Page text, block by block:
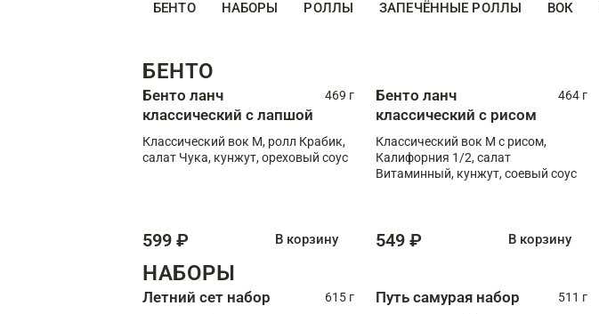
БЕНТО НАБОРЫ РОЛЛЫ ЗАПЕЧЁННЫЕ РОЛЛЫ ВОК
БЕНТО
Бенто ланч
классический с лапшой
469 г
Классический вок М, ролл Крабик,
салат Чука, кунжут, ореховый соус
599 ₽ В корзину
Бенто ланч
классический с рисом
464 г
Классический вок М с рисом,
Калифорния 1/2, салат
Витаминный, кунжут, соевый соус
549 ₽ В корзину
НАБОРЫ
Летний сет набор
615 г
Путь самурая набор
511 г